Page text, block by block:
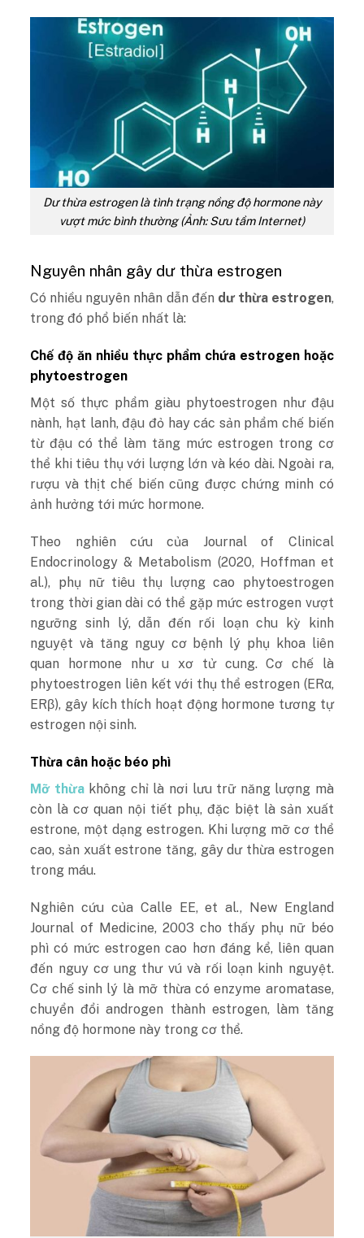
Dư thừa estrogen là tình trạng nồng độ hormone này
vượt mức bình thường (Ảnh: Sưu tầm Internet)
Nguyên nhân gây dư thừa estrogen
Có nhiều nguyên nhân dẫn đến dư thừa estrogen,
trong đó phổ biến nhất là:
Chế độ ăn nhiều thực phẩm chứa estrogen hoặc
phytoestrogen
Một số thực phẩm giàu phytoestrogen như đậu
nành, hạt lanh, đậu đỏ hay các sản phẩm chế biến
từ đậu có thể làm tăng mức estrogen trong cơ
thể khi tiêu thụ với lượng lớn và kéo dài. Ngoài ra,
rượu và thịt chế biến cũng được chứng minh có
ảnh hưởng tới mức hormone.
Theo nghiên cứu của Journal of Clinical
Endocrinology & Metabolism (2020, Hoffman et
al.), phụ nữ tiêu thụ lượng cao phytoestrogen
trong thời gian dài có thể gặp mức estrogen vượt
ngưỡng sinh lý, dẫn đến rối loạn chu kỳ kinh
nguyệt và tăng nguy cơ bệnh lý phụ khoa liên
quan hormone như u xơ tử cung. Cơ chế là
phytoestrogen liên kết với thụ thể estrogen (ERα,
ERβ), gây kích thích hoạt động hormone tương tự
estrogen nội sinh.
Thừa cân hoặc béo phì
Mỡ thừakhông chỉ là nơi lưu trữ năng lượng mà
còn là cơ quan nội tiết phụ, đặc biệt là sản xuất
estrone, một dạng estrogen. Khi lượng mỡ cơ thể
cao, sản xuất estrone tăng, gây dư thừa estrogen
trong máu.
Nghiên cứu của Calle EE, et al., New England
Journal of Medicine, 2003 cho thấy phụ nữ béo
phì có mức estrogen cao hơn đáng kể, liên quan
đến nguy cơ ung thư vú và rối loạn kinh nguyệt.
Cơ chế sinh lý là mỡ thừa có enzyme aromatase,
chuyển đổi androgen thành estrogen, làm tăng
nồng độ hormone này trong cơ thể.